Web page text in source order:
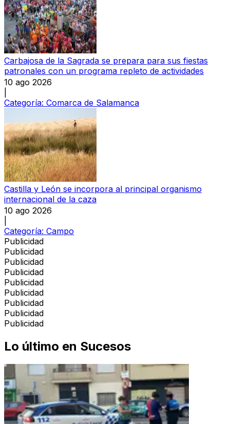
Carbajosa de la Sagrada se prepara para sus fiestas
patronales con un programa repleto de actividades
10 ago 2026
Categoría: Comarca de Salamanca
Castilla y León se incorpora al principal organismo
internacional de la caza
10 ago 2026
Categoría: Campo
Publicidad
Publicidad
Publicidad
Publicidad
Publicidad
Publicidad
Publicidad
Publicidad
Publicidad
Lo último en Sucesos